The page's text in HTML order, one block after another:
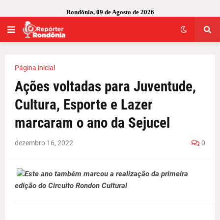
Rondônia, 09 de Agosto de 2026
Página inicial
Ações voltadas para Juventude,
Cultura, Esporte e Lazer
marcaram o ano da Sejucel
dezembro 16, 2022 0
Este ano também marcou a realização da primeira
edição do Circuito Rondon Cultural